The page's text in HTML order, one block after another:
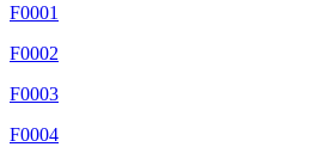
F0001
F0002
F0003
F0004